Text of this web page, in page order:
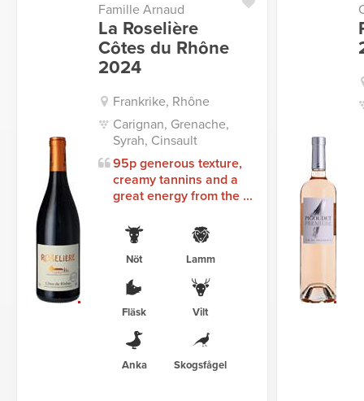
Famille Arnaud
La Roselière
Côtes du Rhône
2024
Frankrike, Rhône
Carignan, Grenache,
Syrah, Cinsault
95p generous texture,
creamy tannins and a
great energy from the ...
Nöt Lamm
Fläsk Vilt
Anka Skogsfågel